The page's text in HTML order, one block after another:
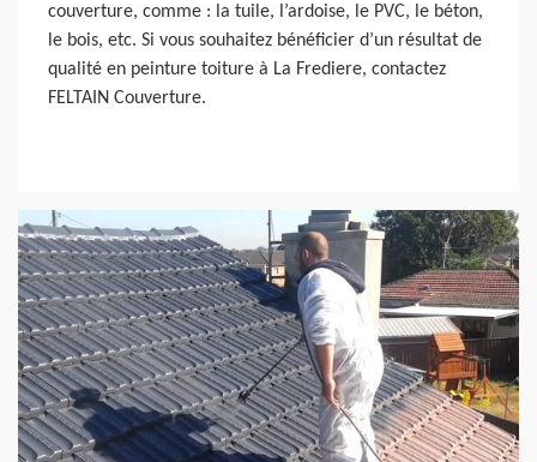
couverture, comme : la tuile, l’ardoise, le PVC, le béton,
le bois, etc. Si vous souhaitez bénéficier d’un résultat de
qualité en peinture toiture à La Frediere, contactez
FELTAIN Couverture.